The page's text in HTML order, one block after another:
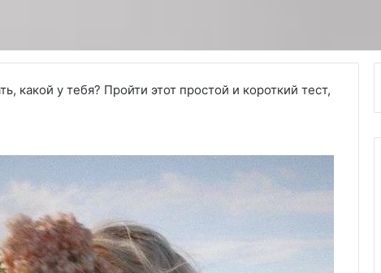
какой у тебя? Пройти этот простой и короткий тест,